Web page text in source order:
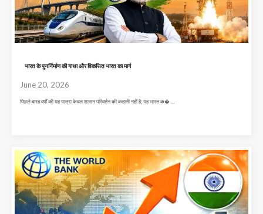
भारत के पुनर्निर्माण की गाथा और विकसित भारत का मार्ग
June 20, 2026
पिछले बारह वर्षों की यह यात्रा केवल शासन परिवर्तन की कहानी नहीं है; यह भारत क� ...